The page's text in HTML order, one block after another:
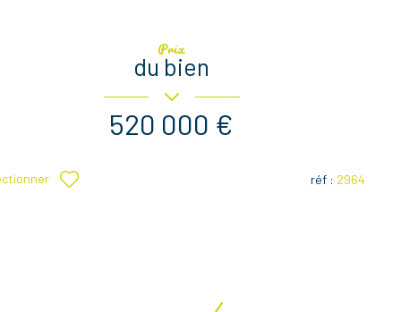
Prix
du bien
520 000 €
réf : 2964